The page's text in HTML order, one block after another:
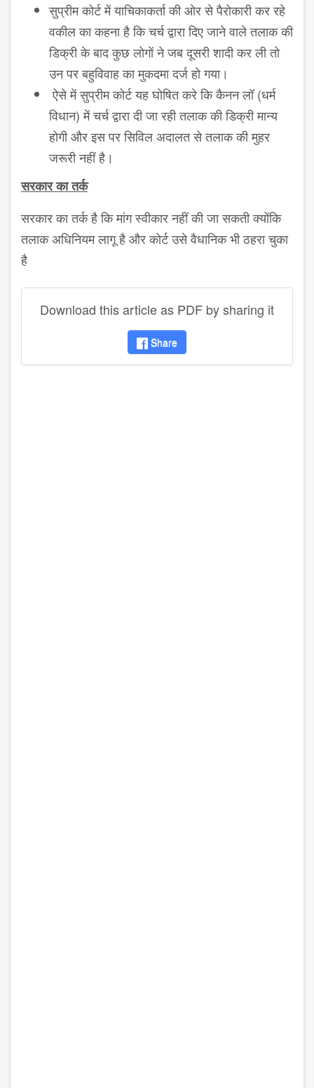
सुप्रीम कोर्ट में याचिकाकर्ता की ओर से पैरोकारी कर रहे
वकील का कहना है कि चर्च द्वारा दिए जाने वाले तलाक की
डिक्री के बाद कुछ लोगों ने जब दूसरी शादी कर ली तो
उन पर बहुविवाह का मुकदमा दर्ज हो गया।
ऐसे में सुप्रीम कोर्ट यह घोषित करे कि कैनन लॉ (धर्म
विधान) में चर्च द्वारा दी जा रही तलाक की डिक्री मान्य
होगी और इस पर सिविल अदालत से तलाक की मुहर
जरूरी नहीं है।
सरकार का तर्क
सरकार का तर्क है कि मांग स्वीकार नहीं की जा सकती क्योंकि
तलाक अधिनियम लागू है और कोर्ट उसे वैधानिक भी ठहरा चुका
है
Download this article as PDF by sharing it
Share